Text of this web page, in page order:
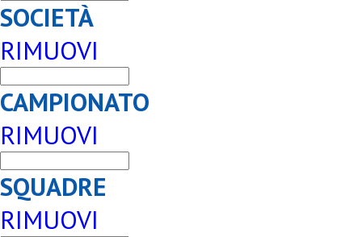
SOCIETÀ
RIMUOVI
CAMPIONATO
RIMUOVI
SQUADRE
RIMUOVI